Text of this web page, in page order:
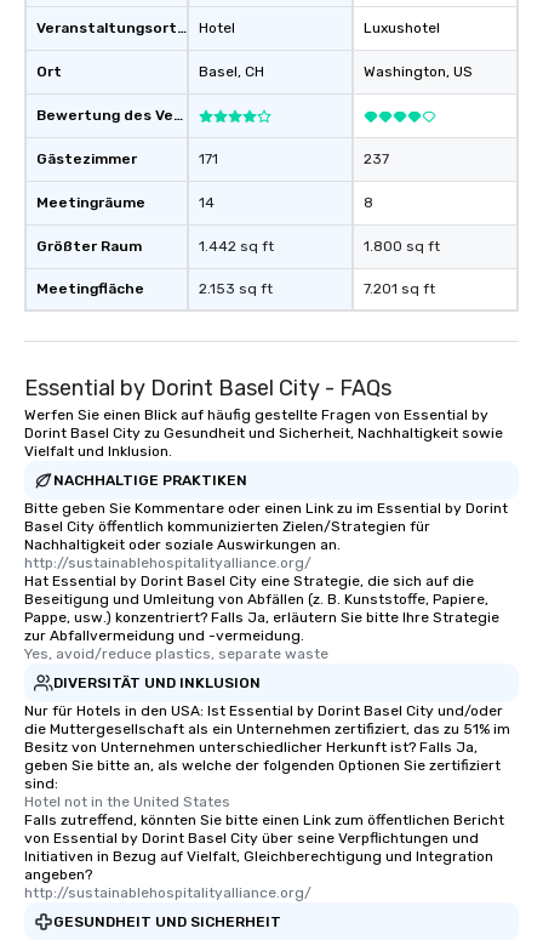
Veranstaltungsortstyp
Ort
Bewertung des Veranstaltungsortes
Gästezimmer
Meetingräume
Größter Raum
Meetingfläche
Hotel
Basel, CH
171
14
1.442 sq ft
2.153 sq ft
Luxushotel
Washington, US
237
8
1.800 sq ft
7.201 sq ft
Essential by Dorint Basel City - FAQs
Werfen Sie einen Blick auf häufig gestellte Fragen von Essential by
Dorint Basel City zu Gesundheit und Sicherheit, Nachhaltigkeit sowie
Vielfalt und Inklusion.
NACHHALTIGE PRAKTIKEN
Bitte geben Sie Kommentare oder einen Link zu im Essential by Dorint
Basel City öffentlich kommunizierten Zielen/Strategien für
Nachhaltigkeit oder soziale Auswirkungen an.
http://sustainablehospitalityalliance.org/
Hat Essential by Dorint Basel City eine Strategie, die sich auf die
Beseitigung und Umleitung von Abfällen (z. B. Kunststoffe, Papiere,
Pappe, usw.) konzentriert? Falls Ja, erläutern Sie bitte Ihre Strategie
zur Abfallvermeidung und -vermeidung.
Yes, avoid/reduce plastics, separate waste
DIVERSITÄT UND INKLUSION
Nur für Hotels in den USA: Ist Essential by Dorint Basel City und/oder
die Muttergesellschaft als ein Unternehmen zertifiziert, das zu 51% im
Besitz von Unternehmen unterschiedlicher Herkunft ist? Falls Ja,
geben Sie bitte an, als welche der folgenden Optionen Sie zertifiziert
sind:
Hotel not in the United States
Falls zutreffend, könnten Sie bitte einen Link zum öffentlichen Bericht
von Essential by Dorint Basel City über seine Verpflichtungen und
Initiativen in Bezug auf Vielfalt, Gleichberechtigung und Integration
angeben?
http://sustainablehospitalityalliance.org/
GESUNDHEIT UND SICHERHEIT